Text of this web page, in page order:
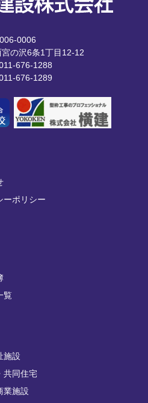
0006
の沢6条1丁目12-12
676-1288
676-1289
ーポリシー
覧
施設
共同住宅
業施設